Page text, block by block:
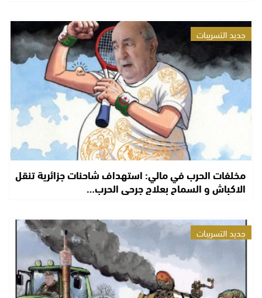
جديد التسريبات
مخلفات الحرب في مالي: استهداف شاحنات جزائرية تنقل
الاكباش و السماح بعلاج جرحى الحرب…
جديد التسريبات